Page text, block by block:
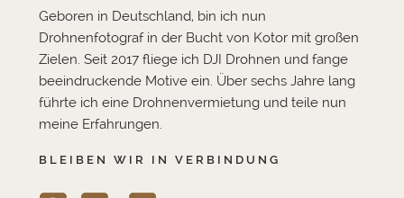
Geboren in Deutschland, bin ich nun
Drohnenfotograf in der Bucht von Kotor mit großen
Zielen. Seit 2017 fliege ich DJI Drohnen und fange
beeindruckende Motive ein. Über sechs Jahre lang
führte ich eine Drohnenvermietung und teile nun
meine Erfahrungen.
BLEIBEN WIR IN VERBINDUNG